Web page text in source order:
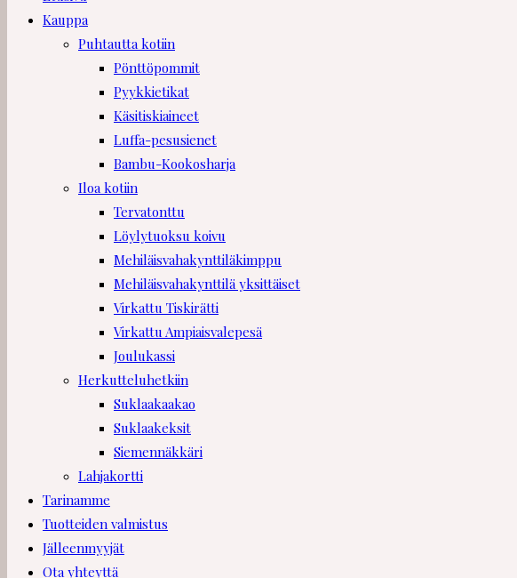
Kauppa
Puhtautta kotiin
Pönttöpommit
Pyykkietikat
Käsitiskiaineet
Luffa-pesusienet
Bambu-Kookosharja
Iloa kotiin
Tervatonttu
Löylytuoksu koivu
Mehiläisvahakynttiläkimppu
Mehiläisvahakynttilä yksittäiset
Virkattu Tiskirätti
Virkattu Ampiaisvalepesä
Joulukassi
Herkutteluhetkiin
Suklaakaakao
Suklaakeksit
Siemennäkkäri
Lahjakortti
Tarinamme
Tuotteiden valmistus
Jälleenmyyjät
Ota yhteyttä